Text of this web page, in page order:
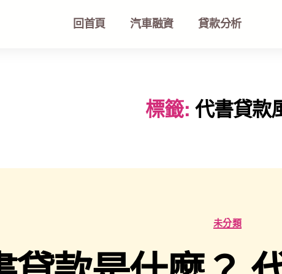
回首頁 汽車融資 貸款分析
標籤: 代書貸款
未分類